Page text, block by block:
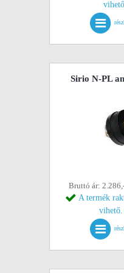
Sirio N-PL
Bruttó ár:
A termék